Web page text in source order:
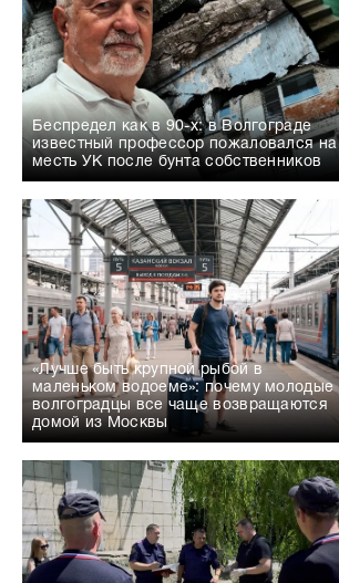
Беспредел как в 90-х: в Волгограде
известный профессор пожаловался на
месть УК после бунта собственников
«Лучше быть крупной рыбой в
маленьком водоеме»: почему молодые
волгоградцы все чаще возвращаются
домой из Москвы